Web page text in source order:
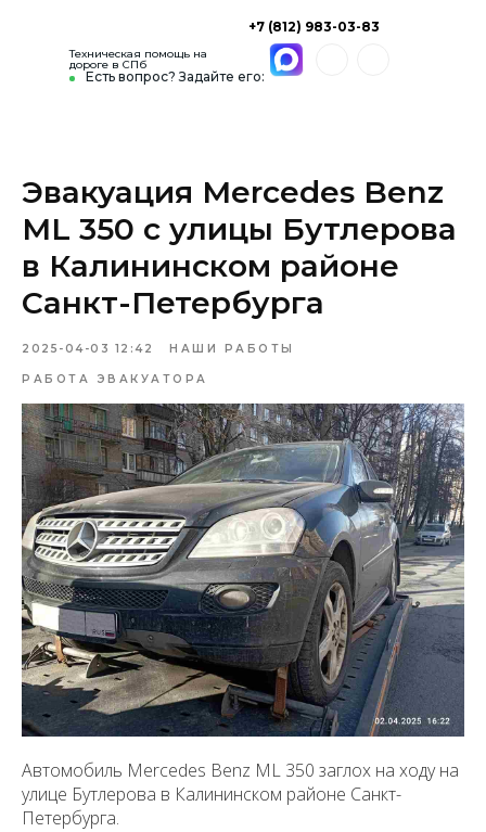
Есть вопрос? Задайте его:
+7 (812) 983-03-83
Техническая помощь на
дороге в СПб
Эвакуация Mercedes Benz
ML 350 с улицы Бутлерова
в Калининском районе
Санкт-Петербурга
2025-04-03 12:42 НАШИ РАБОТЫ
РАБОТА ЭВАКУАТОРА
Автомобиль Mercedes Benz ML 350 заглох на ходу на
улице Бутлерова в Калининском районе Санкт-
Петербурга.